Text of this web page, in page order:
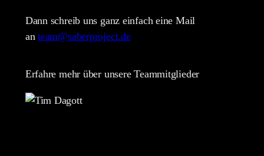
Dann schreib uns ganz einfach eine Mail
anteam@saberproject.de
Erfahre mehr über unsere Teammitglieder